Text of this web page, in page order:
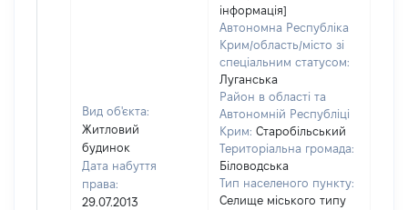
Вид об'єкта:
Житловий
будинок
Дата набуття
права:
29.07.2013
інформація]
Автономна Республіка
Крим/область/місто зі
спеціальним статусом:
Луганська
Район в області та
Автономній Республіці
Крим: Старобільський
Територіальна громада:
Біловодська
Тип населеного пункту:
Селище міського типу